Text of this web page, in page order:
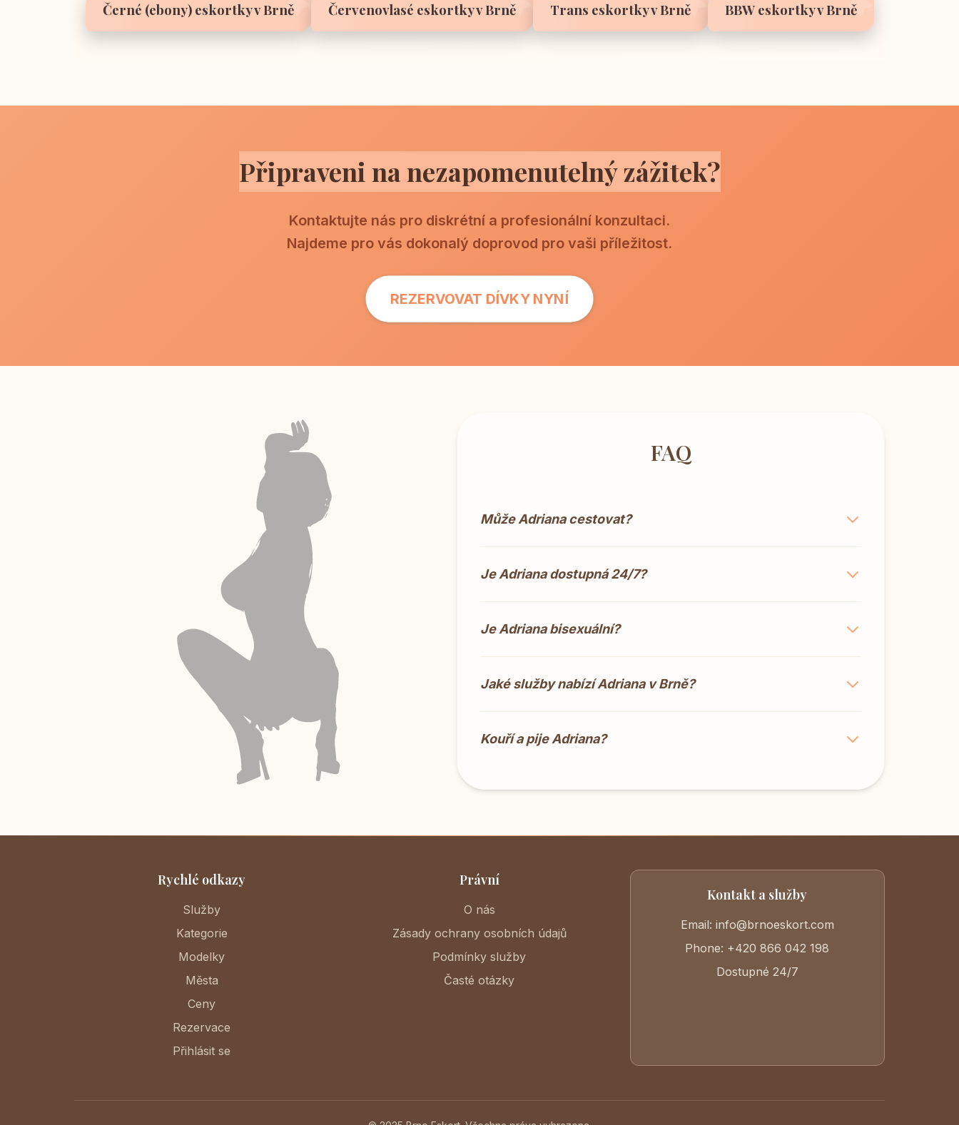
Černé (ebony) eskortky v Brně Červenovlasé eskortky v Brně Trans eskortky v Brně BBW eskortky v Brně
Připraveni na nezapomenutelný zážitek?
Kontaktujte nás pro diskrétní a profesionální konzultaci.
Najdeme pro vás dokonalý doprovod pro vaši příležitost.
REZERVOVAT DÍVKY NYNÍ
FAQ
Může Adriana cestovat?
Je Adriana dostupná 24/7?
Je Adriana bisexuální?
Jaké služby nabízí Adriana v Brně?
Kouří a pije Adriana?
Rychlé odkazy
Služby
Kategorie
Modelky
Města
Ceny
Rezervace
Přihlásit se
Právní
O nás
Zásady ochrany osobních údajů
Podmínky služby
Časté otázky
Kontakt a služby
Email: info@brnoeskort.com
Phone: +420 866 042 198
Dostupné 24/7